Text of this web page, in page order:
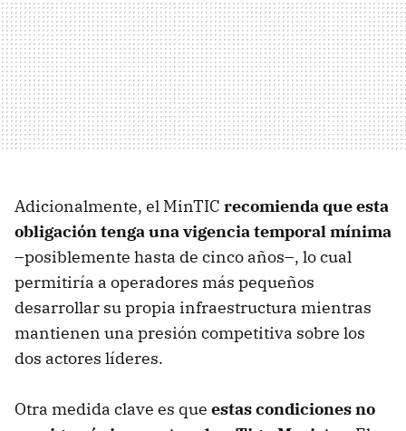
Adicionalmente, el MinTIC recomienda que esta
obligación tenga una vigencia temporal mínima
–posiblemente hasta de cinco años–, lo cual
permitiría a operadores más pequeños
desarrollar su propia infraestructura mientras
mantienen una presión competitiva sobre los
dos actores líderes.
Otra medida clave es que estas condiciones no